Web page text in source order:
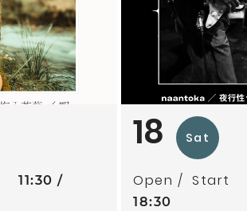
11:30
18 Sat
Open Start
18:30